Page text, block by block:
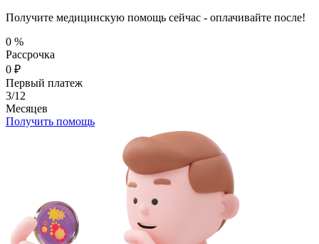
Получите медицинскую помощь сейчас - оплачивайте после!
0 %
Рассрочка
0 ₽
Первый платеж
3/12
Месяцев
Получить помощь